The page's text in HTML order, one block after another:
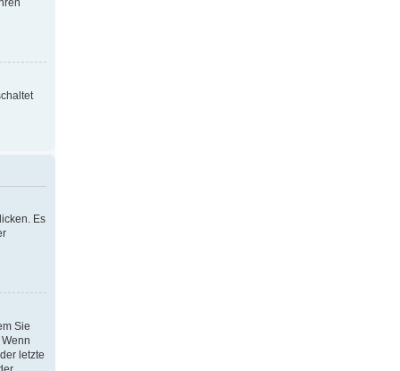
Es
Sie
letzte